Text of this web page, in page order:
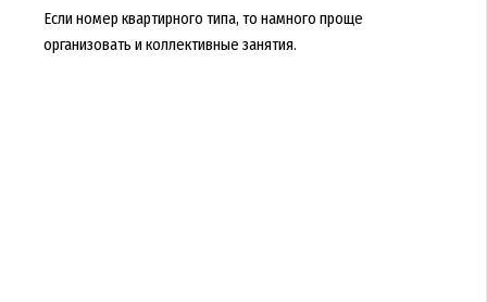
Если номер квартирного типа, то намного проще
организовать и коллективные занятия.